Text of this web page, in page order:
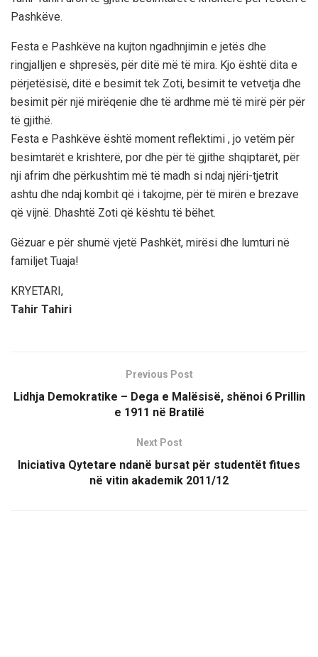
Pashkëve.
Festa e Pashkëve na kujton ngadhnjimin e jetës dhe
ringjalljen e shpresës, për ditë më të mira. Kjo është dita e
përjetësisë, ditë e besimit tek Zoti, besimit te vetvetja dhe
besimit për një mirëqenie dhe të ardhme më të mirë për për
të gjithë.
Festa e Pashkëve është moment reflektimi , jo vetëm për
besimtarët e krishterë, por dhe për të gjithe shqiptarët, për
nji afrim dhe përkushtim më të madh si ndaj njëri-tjetrit
ashtu dhe ndaj kombit që i takojme, për të mirën e brezave
që vijnë. Dhashtë Zoti që kështu të bëhet.
Gëzuar e për shumë vjetë Pashkët, mirësi dhe lumturi në
familjet Tuaja!
KRYETARI,
Tahir Tahiri
Previous Post
Lidhja Demokratike – Dega e Malësisë, shënoi 6 Prillin
e 1911 në Bratilë
Next Post
Iniciativa Qytetare ndanë bursat për studentët fitues
në vitin akademik 2011/12